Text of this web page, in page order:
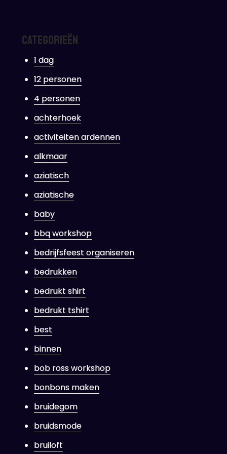
Categorieën
1 dag
12 personen
4 personen
achterhoek
activiteiten ardennen
alkmaar
aziatisch
aziatische
baby
bbq workshop
bedrijfsfeest organiseren
bedrukken
bedrukt shirt
bedrukt tshirt
best
binnen
bob ross workshop
bonbons maken
bruidegom
bruidsmode
bruiloft